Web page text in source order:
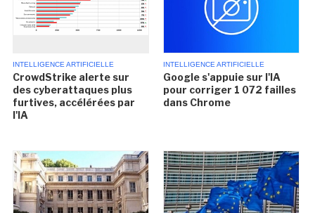
INTELLIGENCE ARTIFICIELLE
CrowdStrike alerte sur
des cyberattaques plus
furtives, accélérées par
l'IA
INTELLIGENCE ARTIFICIELLE
Google s'appuie sur l'IA
pour corriger 1 072 failles
dans Chrome